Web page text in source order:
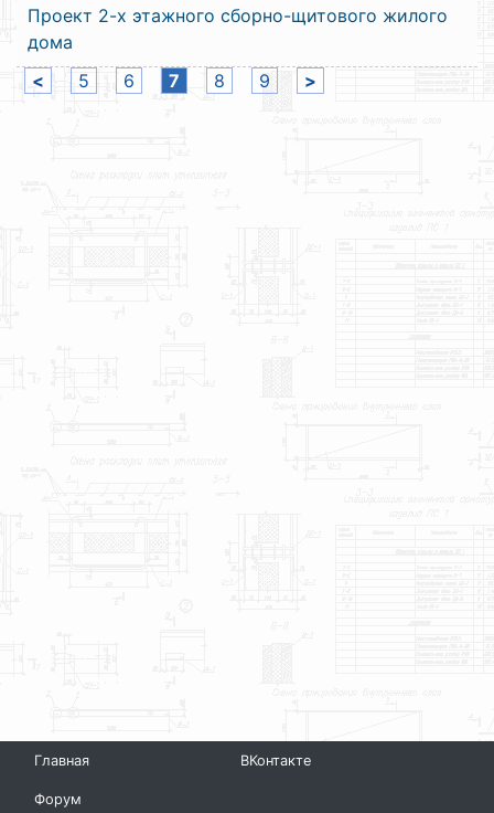
Проект 2-х этажного сборно-щитового жилого
дома
<
5 6 7 8 9 >
Главная
Форум
ВКонтакте